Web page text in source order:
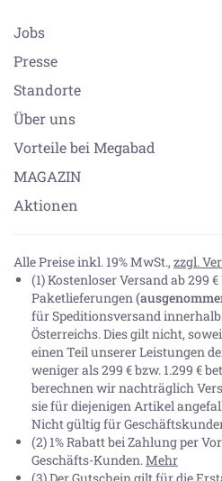
Jobs
Presse
Standorte
Über uns
Vorteile bei Megabad
MAGAZIN
Aktionen
Alle Preise inkl. 19% MwSt., zzgl.
(1) Kostenloser Versand ab 299
Paketlieferungen
für Speditionsversand
Österreichs. Dies gilt nicht,
einen Teil unserer Leistungen
weniger als 299 € bzw. 1.299 €
berechnen wir nachträglich
sie für diejenigen Artikel
Nicht gültig für
(2) 1% Rabatt bei Zahlung per
Geschäfts-Kunden.Mehr